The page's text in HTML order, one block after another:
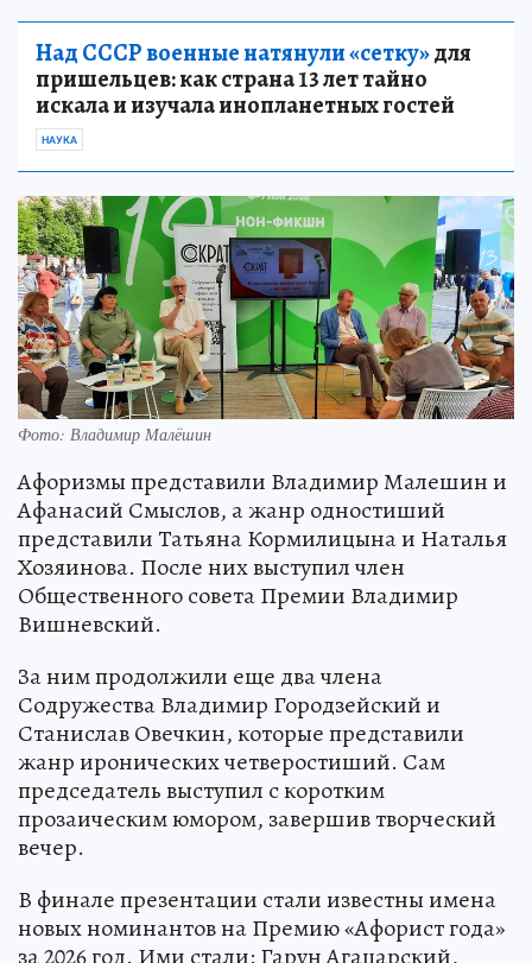
Над СССР военные натянули «сетку»для
пришельцев: как страна 13 лет тайно
искала и изучала инопланетных гостей
НАУКА
Фото: Владимир Малёшин
Афоризмы представили Владимир Малешин и
Афанасий Смыслов, а жанр одностиший
представили Татьяна Кормилицына и Наталья
Хозяинова. После них выступил член
Общественного совета Премии Владимир
Вишневский.
За ним продолжили еще два члена
Содружества Владимир Городзейский и
Станислав Овечкин, которые представили
жанр иронических четверостиший. Сам
председатель выступил с коротким
прозаическим юмором, завершив творческий
вечер.
В финале презентации стали известны имена
новых номинантов на Премию «Афорист года»
за 2026 год. Ими стали: Гарун Агацарский,